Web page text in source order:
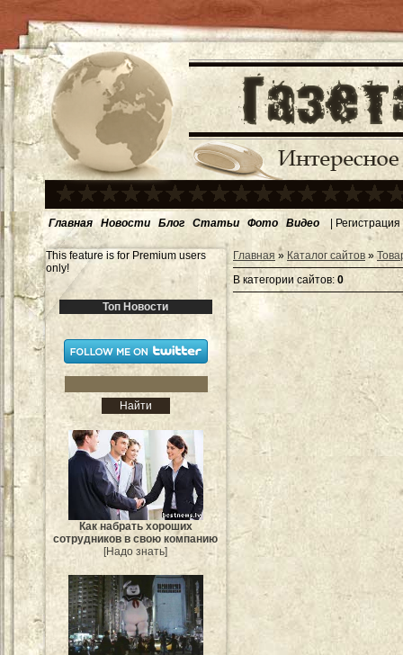
Главная Новости Блог Статьи Фото Видео | Регистрация
This feature is for Premium users
only!
Топ Новости
Как набрать хороших
сотрудников в свою компанию
[Надо знать]
Главная » Каталог сайтов »
В категории сайтов: 0